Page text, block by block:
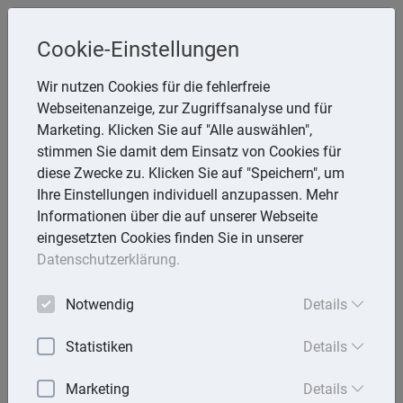
Melzer, StB
Storchsnest 6, 74535 Mainhardt
Telefon: 7903 7736
E-Mail:rathmann.melzer@t-online.de
Lexika
Volltext-Suche in den Lexika
Cookie-Einstellungen
Wir nutzen Cookies für die fehlerfreie
Webseitenanzeige, zur Zugriffsanalyse und für
Marketing. Klicken Sie auf "Alle auswählen",
stimmen Sie damit dem Einsatz von Cookies für
diese Zwecke zu. Klicken Sie auf "Speichern", um
Ihre Einstellungen individuell anzupassen. Mehr
Informationen über die auf unserer Webseite
eingesetzten Cookies finden Sie in unserer
Datenschutzerklärung.
Notwendig Details
Statistiken Details
Marketing Details